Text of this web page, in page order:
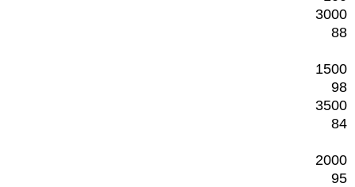
3000
88
1500
98
3500
84
2000
95